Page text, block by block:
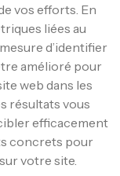
vos efforts. En
liées au
d’identifier
amélioré pour
web dans les
résultats vous
efficacement
concrets pour
votre site.